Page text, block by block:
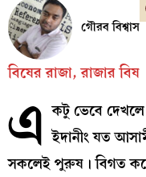
গৌরব বিশ্বাস
বিষের রাজা, রাজার বিষ
এ কটু ভেবে
ইদানীং যত
সকলেই পুরুষ। বিগত